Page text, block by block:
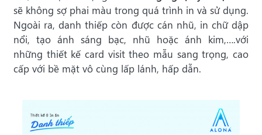
sẽ không sợ phai màu trong quá trình in và sử dụng.
Ngoài ra, danh thiếp còn được cán nhũ, in chữ dập
nổi, tạo ánh sáng bạc, nhũ hoặc ánh kim,….với
những thiết kế card visit theo mẫu sang trọng, cao
cấp với bề mặt vô cùng lấp lánh, hấp dẫn.